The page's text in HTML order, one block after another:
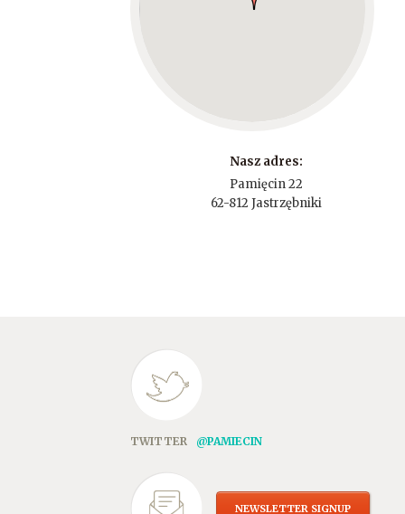
Nasz adres:
Pamięcin 22
62-812 Jastrzębniki
TWITTER @PAMIECIN
NEWSLETTER SIGNUP